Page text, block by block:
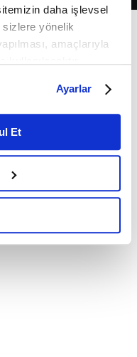
daha işlevsel
sizlere yönelik
amaçlarıyla
detaylı bilgi için
Bilgilendirme
Kanunu uyarınca
ile ilgili daha
Ayarlar
Et